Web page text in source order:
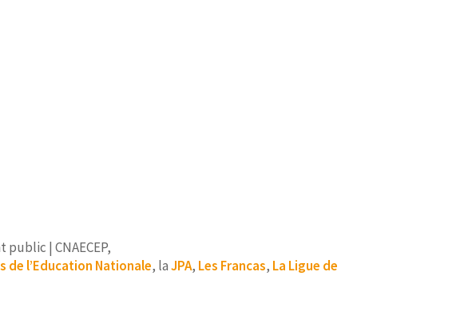
| CNAECEP,
de l’Education Nationale, laJPA, Les Francas, La Ligue de